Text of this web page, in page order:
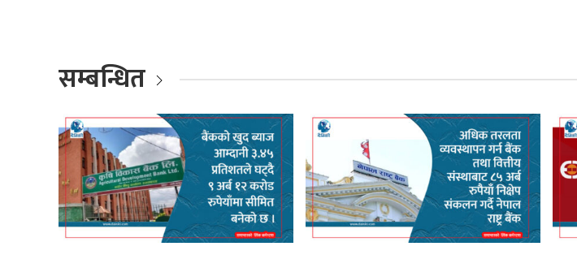
सम्बन्धित